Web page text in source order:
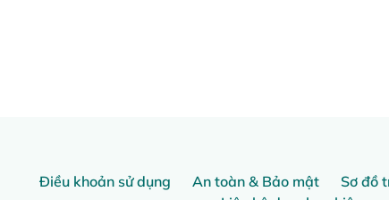
Điều khoản sử dụng An toàn & Bảo mật Sơ đồ